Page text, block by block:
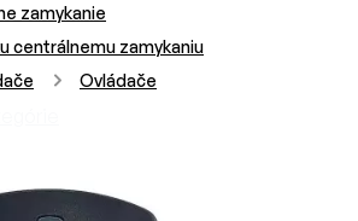
zamykanie
centrálnemu zamykaniu
Ovládače